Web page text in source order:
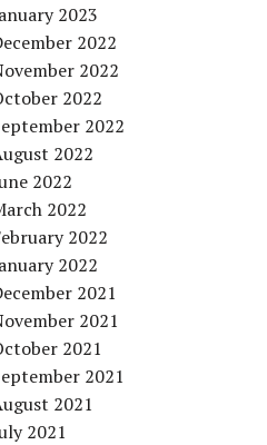
2023
2022
2022
2022
2022
2022
2022
2022
2022
2022
2021
2021
2021
2021
2021
2021